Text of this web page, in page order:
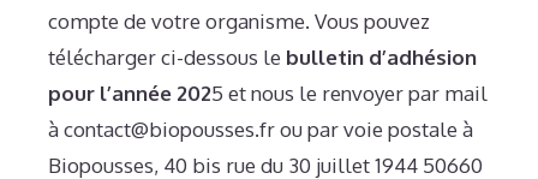
compte de votre organisme. Vous pouvez
télécharger ci-dessous le bulletin d’adhésion
pour l’année 2025 et nous le renvoyer par mail
à contact@biopousses.fr ou par voie postale à
Biopousses, 40 bis rue du 30 juillet 1944 50660